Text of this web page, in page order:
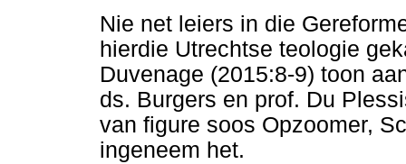
Nie net leiers in die
hierdie Utrechtse teologie
Duvenage (2015:8-9) toon
ds. Burgers en prof. Du
van figure soos Opzoomer,
ingeneem het.